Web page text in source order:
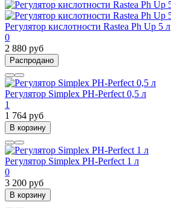
Регулятор кислотности Rastea Ph Up 5 л
0
2 880 руб
Распродано
Регулятор Simplex PH-Perfect 0,5 л
1
1 764 руб
В корзину
Регулятор Simplex PH-Perfect 1 л
0
3 200 руб
В корзину